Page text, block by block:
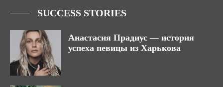
SUCCESS STORIES
Анастасия Прадиус — история
успеха певицы из Харькова